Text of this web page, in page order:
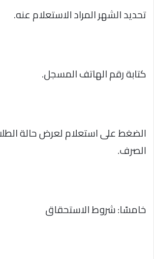
تحديد الشهر المراد الاستعلام عنه.
كتابة رقم الهاتف المسجل.
الضغط على استعلام لعرض حالة
الصرف.
خامسًا: شروط الاستحقاق